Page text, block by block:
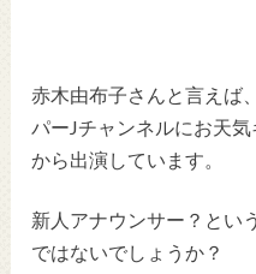
赤木由布子さんと言えば
パーJチャンネルにお天
から出演しています。
新人アナウンサー？とい
ではないでしょうか？